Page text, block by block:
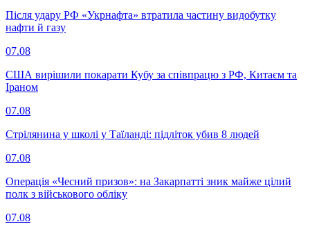
Після удару РФ «Укрнафта» втратила частину видобутку
нафти й газу
07.08
США вирішили покарати Кубу за співпрацю з РФ, Китаєм та
Іраном
07.08
Стрілянина у школі у Таїланді: підліток убив 8 людей
07.08
Операція «Чесний призов»: на Закарпатті зник майже цілий
полк з військового обліку
07.08